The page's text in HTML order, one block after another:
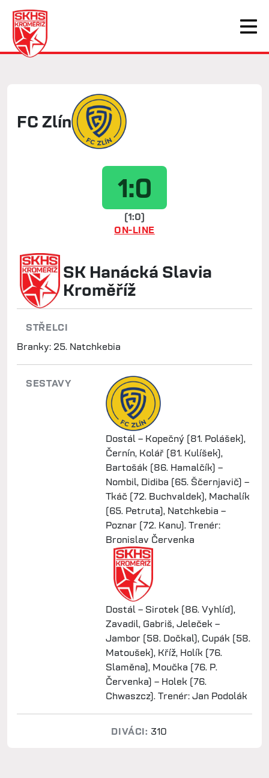
FC Zlín
1:0
(1:0)
ON-LINE
SK Hanácká Slavia
Kroměříž
STŘELCI
Branky: 25. Natchkebia
SESTAVY
Dostál – Kopečný (81. Polášek),
Černín, Kolář (81. Kulíšek),
Bartošák (86. Hamalčík) –
Nombil, Didiba (65. Ščernjavič) –
Tkáč (72. Buchvaldek), Machalík
(65. Petruta), Natchkebia –
Poznar (72. Kanu). Trenér:
Bronislav Červenka
Dostál – Sirotek (86. Vyhlíd),
Zavadil, Gabriš, Jeleček –
Jambor (58. Dočkal), Cupák (58.
Matoušek), Kříž, Holík (76.
Slaměna), Moučka (76. P.
Červenka) – Holek (76.
Chwaszcz). Trenér: Jan Podolák
DIVÁCI: 310